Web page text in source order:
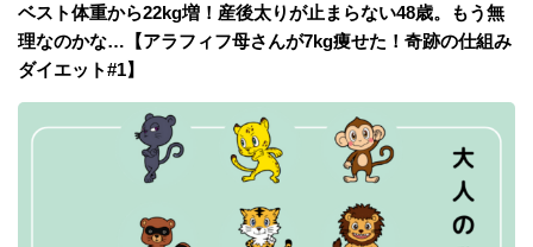
ベスト体重から22kg増！産後太りが止まらない48歳。もう無
理なのかな…【アラフィフ母さんが7kg痩せた！奇跡の仕組み
ダイエット#1】